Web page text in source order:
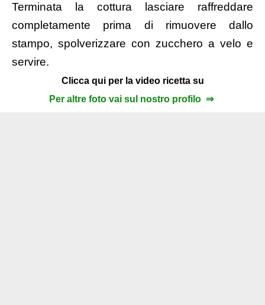
Terminata la cottura lasciare raffreddare
completamente prima di rimuovere dallo
stampo, spolverizzare con zucchero a velo e
servire.
Clicca qui per la video ricetta su
Per altre foto vai sul nostro profilo ⇒